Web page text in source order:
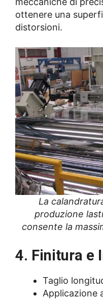
ottenere una
distorsioni.
La
produzione
consente la
4. Finitura e
Taglio
Applicazione